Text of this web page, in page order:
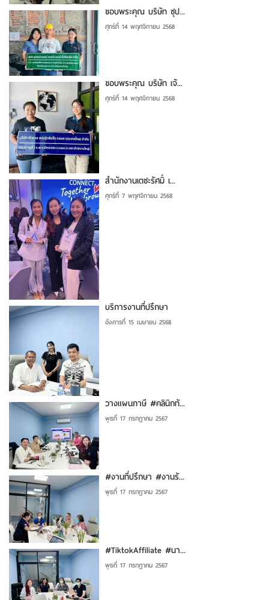
ขอบพระคุณ บริษัท ซุป...
ศุกร์ที่ 14 พฤศจิกายน 2568
ขอบพระคุณ บริษัท เจ้...
ศุกร์ที่ 14 พฤศจิกายน 2568
สำนักงานเตชะรัศมิ์ เ...
ศุกร์ที่ 7 พฤศจิกายน 2568
บริการงานที่ปรึกษา
อังคารที่ 15 เมษายน 2568
วางแผนภาษี #คลินิกทั...
พุธที่ 17 กรกฎาคม 2567
#งานที่ปรึกษา #งานรั...
พุธที่ 17 กรกฎาคม 2567
#TiktokAffiliate #นา...
พุธที่ 17 กรกฎาคม 2567